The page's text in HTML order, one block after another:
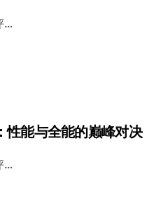
…
性能与全能的巅峰对决
…